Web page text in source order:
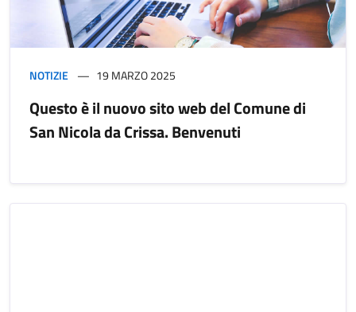
NOTIZIE 19 MARZO 2025
Questo è il nuovo sito web del Comune di
San Nicola da Crissa. Benvenuti